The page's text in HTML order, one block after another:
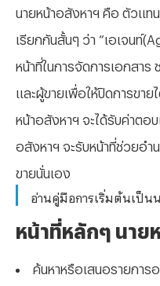
นายหน้าอสังหาฯ คือ ตัวแท
เรียกกันสั้นๆ ว่า “เอเจนท์
หน้าที่ในการจัดการเอกสาร
และผู้ขายเพื่อให้ปิดการขาย
หน้าอสังหาฯ จะได้รับค่าตอ
อสังหาฯ จะรับหน้าที่ช่วยอ
ขายนั่นเอง
อ่านคู่มือการเริ่มต้นเป็น
หน้าที่หลักๆ นาย
ค้นหาหรือเสนอรายการ